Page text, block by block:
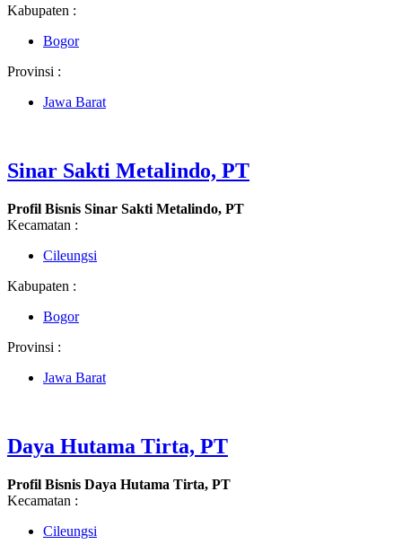
Kabupaten :
Bogor
Provinsi :
Jawa Barat
Sinar Sakti Metalindo, PT
Profil Bisnis Sinar Sakti Metalindo, PT
Kecamatan :
Cileungsi
Kabupaten :
Bogor
Provinsi :
Jawa Barat
Daya Hutama Tirta, PT
Profil Bisnis Daya Hutama Tirta, PT
Kecamatan :
Cileungsi